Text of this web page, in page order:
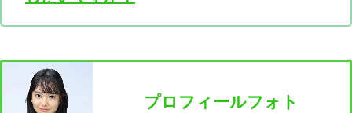
プロフィールフォト